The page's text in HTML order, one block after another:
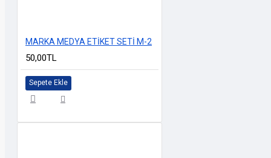
MARKA MEDYA ETİKET SETİ M-2
50,00TL
Sepete Ekle